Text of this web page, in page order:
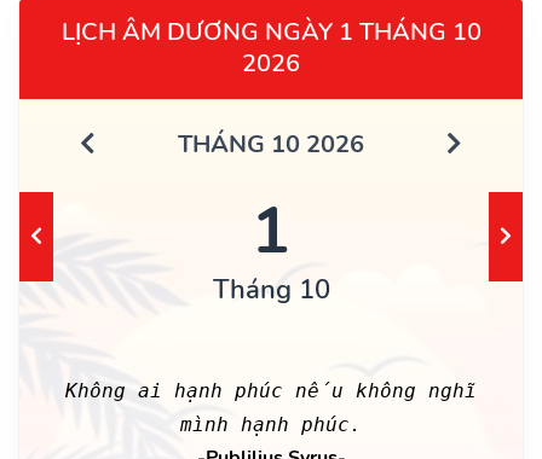
LỊCH ÂM DƯƠNG NGÀY 1 THÁNG 10
2026
THÁNG 10 2026
1
Tháng 10
Không ai hạnh phúc nếu không nghĩ
mình hạnh phúc.